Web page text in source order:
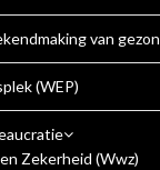
van
(WEP)
Zekerheid (Wwz)